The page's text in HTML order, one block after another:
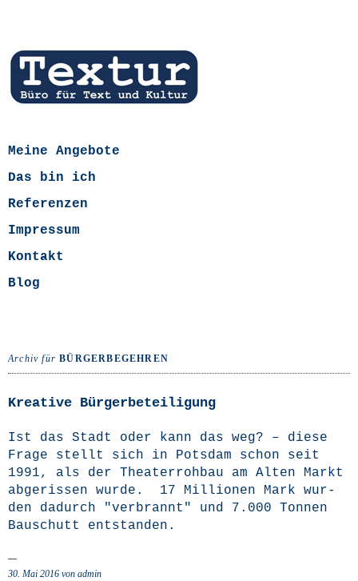
Meine Angebote
Das bin ich
Referenzen
Impressum
Kontakt
Blog
Archiv fürBÜRGERBEGEHREN
Kreative Bürgerbeteiligung
Ist das Stadt oder kann das weg? – die­se
Fra­ge stellt sich in Pots­dam schon seit
1991, als der Thea­ter­roh­bau am Alten Markt
abge­ris­sen wur­de. 17 Mil­lio­nen Mark wur­
den dadurch "ver­brannt" und 7.000 Ton­nen
Bau­schutt entstanden.
30. Mai 2016 von admin